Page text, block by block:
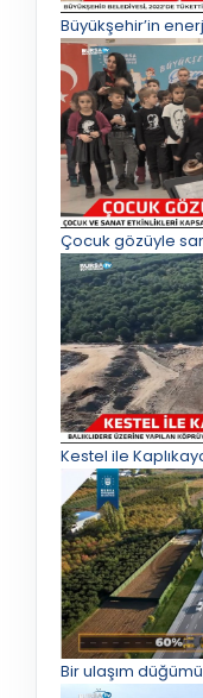
Büyükşehir’in
Çocuk gözüyle
Kestel ile
Bir ulaşım